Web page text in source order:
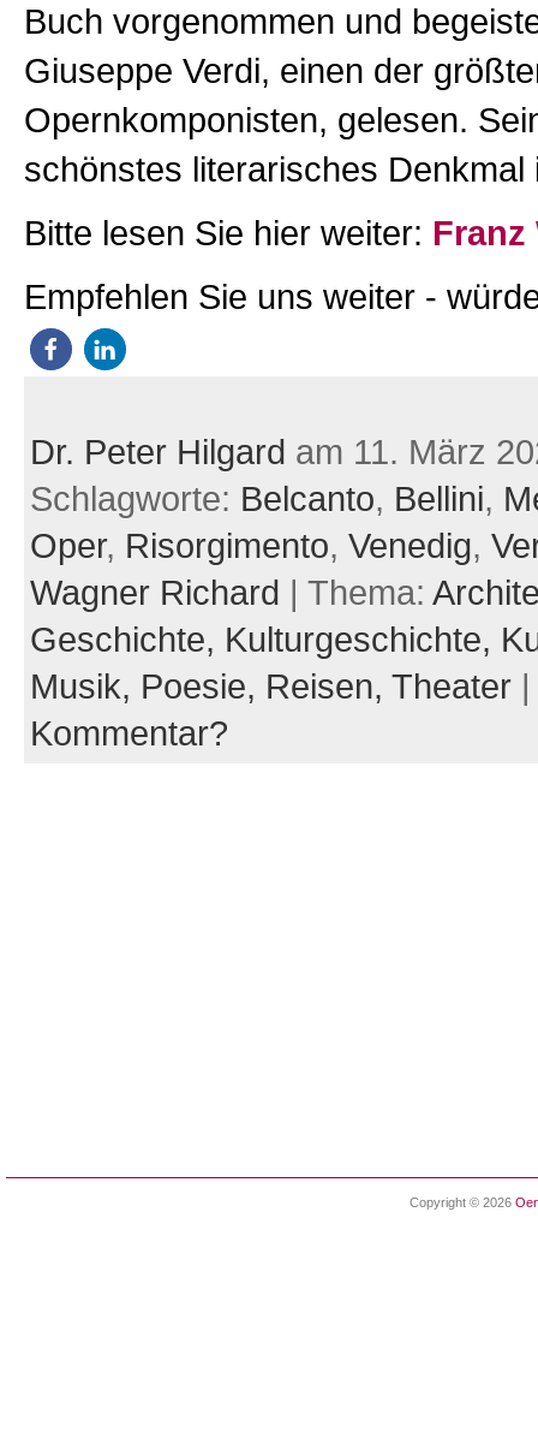
Buch vorgenommen und
Giuseppe Verdi, einen der
Opernkomponisten, gelesen.
schönstes literarisches Denkmal
Bitte lesen Sie hier weiter: Franz
Empfehlen Sie uns weiter -
Dr. Peter Hilgard am 11. März
Schlagworte: Belcanto, Bellini,
Oper, Risorgimento, Venedig,
Wagner Richard | Thema:
Geschichte, Kulturgeschichte,
Musik, Poesie, Reisen, Theater
Kommentar?
Copyright © 2026